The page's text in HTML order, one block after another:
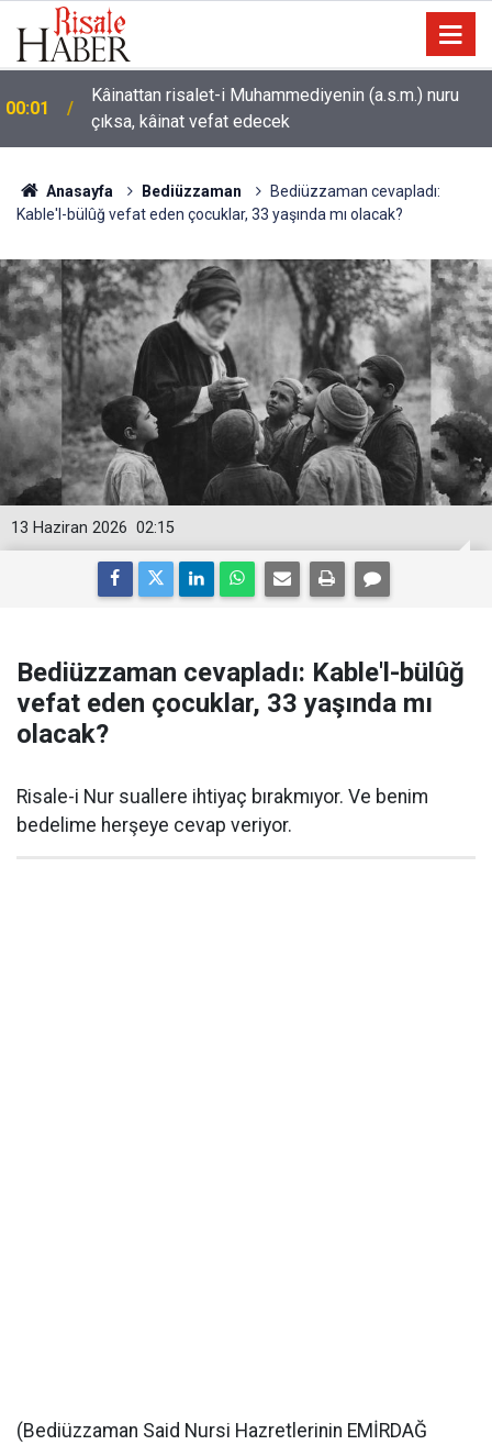
22:35
Sarıkamış ormanları rengarenk kelebeklere ev
sahipliği yapıyor
Anasayfa Bediüzzaman
Bediüzzaman cevapladı:
Kable'l-bülûğ vefat eden çocuklar, 33 yaşında mı olacak?
02:15
13 Haziran 2026
Bediüzzaman cevapladı: Kable'l-bülûğ
vefat eden çocuklar, 33 yaşında mı
olacak?
Risale-i Nur suallere ihtiyaç bırakmıyor. Ve benim
bedelime herşeye cevap veriyor.
(Bediüzzaman Said Nursi Hazretlerinin EMİRDAĞ